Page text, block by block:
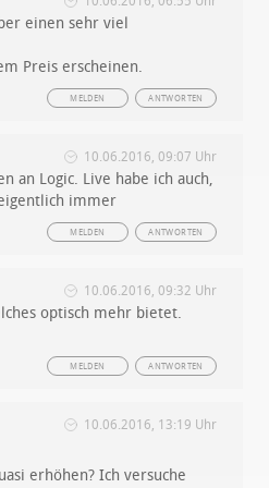
einen sehr viel
Preis erscheinen.
ANTWORTEN
MELDEN
10.06.2016, 09:07 Uhr
an Logic. Live habe ich auch,
immer
ANTWORTEN
MELDEN
10.06.2016, 09:32 Uhr
optisch mehr bietet.
ANTWORTEN
MELDEN
10.06.2016, 13:19 Uhr
erhöhen? Ich versuche